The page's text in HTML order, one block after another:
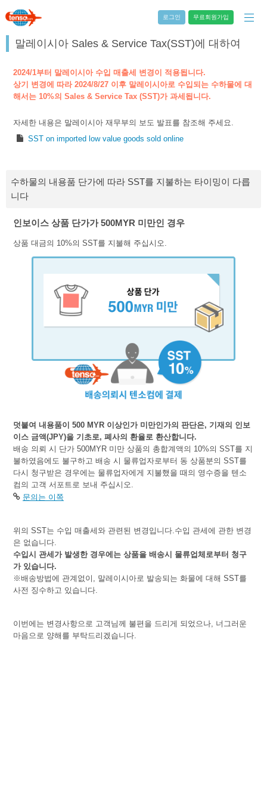
로그인 무료회원가입
말레이시아 Sales & Service Tax(SST)에 대하여
2024/1부터 말레이시아 수입 매출세 변경이 적용됩니다.
상기 변경에 따라 2024/8/27 이후 말레이시아로 수입되는 수하물에 대
해서는 10%의 Sales & Service Tax (SST)가 과세됩니다.
자세한 내용은 말레이시아 재무부의 보도 발표를 참조해 주세요.
SST on imported low value goods sold online
수하물의 내용품 단가에 따라 SST를 지불하는 타이밍이 다릅
니다
인보이스 상품 단가가 500MYR 미만인 경우
상품 대금의 10%의 SST를 지불해 주십시오.
덧붙여 내용품이 500 MYR 이상인가 미만인가의 판단은, 기재의 인보
이스 금액(JPY)을 기초로, 폐사의 환율로 환산합니다.
배송 의뢰 시 단가 500MYR 미만 상품의 총합계액의 10%의 SST를 지
불하였음에도 불구하고 배송 시 물류업자로부터 동 상품분의 SST를
다시 청구받은 경우에는 물류업자에게 지불했을 때의 영수증을 텐소
컴의 고객 서포트로 보내 주십시오.
문의는 이쪽
위의 SST는 수입 매출세와 관련된 변경입니다.수입 관세에 관한 변경
은 없습니다.
수입시 관세가 발생한 경우에는 상품을 배송시 물류업체로부터 청구
가 있습니다.
※배송방법에 관계없이, 말레이시아로 발송되는 화물에 대해 SST를
사전 징수하고 있습니다.
이번에는 변경사항으로 고객님께 불편을 드리게 되었으나, 너그러운
마음으로 양해를 부탁드리겠습니다.